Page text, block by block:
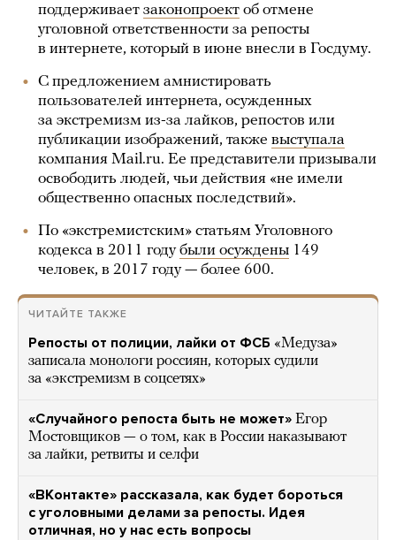
поддерживает законопроект об отмене
уголовной ответственности за репосты
в интернете, который в июне внесли в Госдуму.
С предложением амнистировать
пользователей интернета, осужденных
за экстремизм из-за лайков, репостов или
публикации изображений, также выступала
компания Mail.ru. Ее представители призывали
освободить людей, чьи действия «не имели
общественно опасных последствий».
По «экстремистским» статьям Уголовного
кодекса в 2011 годубыли осуждены 149
человек, в 2017 году — более 600.
ЧИТАЙТЕ ТАКЖЕ
Репосты от полиции, лайки от ФСБ «Медуза»
записала монологи россиян, которых судили
за «экстремизм в соцсетях»
«Случайного репоста быть не может» Егор
Мостовщиков — о том, как в России наказывают
за лайки, ретвиты и селфи
«ВКонтакте» рассказала, как будет бороться
с уголовными делами за репосты. Идея
отличная, но у нас есть вопросы